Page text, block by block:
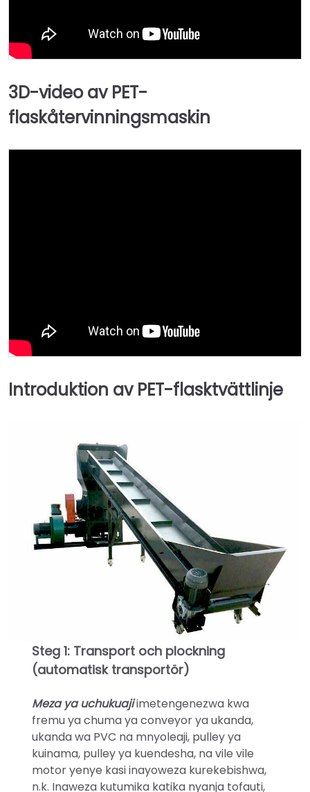
3D-video av PET-
flaskåtervinningsmaskin
Introduktion av PET-flasktvättlinje
Steg 1: Transport och plockning
(automatisk transportör)
Meza ya uchukuajiimetengenezwa kwa
fremu ya chuma ya conveyor ya ukanda,
ukanda wa PVC na mnyoleaji, pulley ya
kuinama, pulley ya kuendesha, na vile vile
motor yenye kasi inayoweza kurekebishwa,
n.k. Inaweza kutumika katika nyanja tofauti,